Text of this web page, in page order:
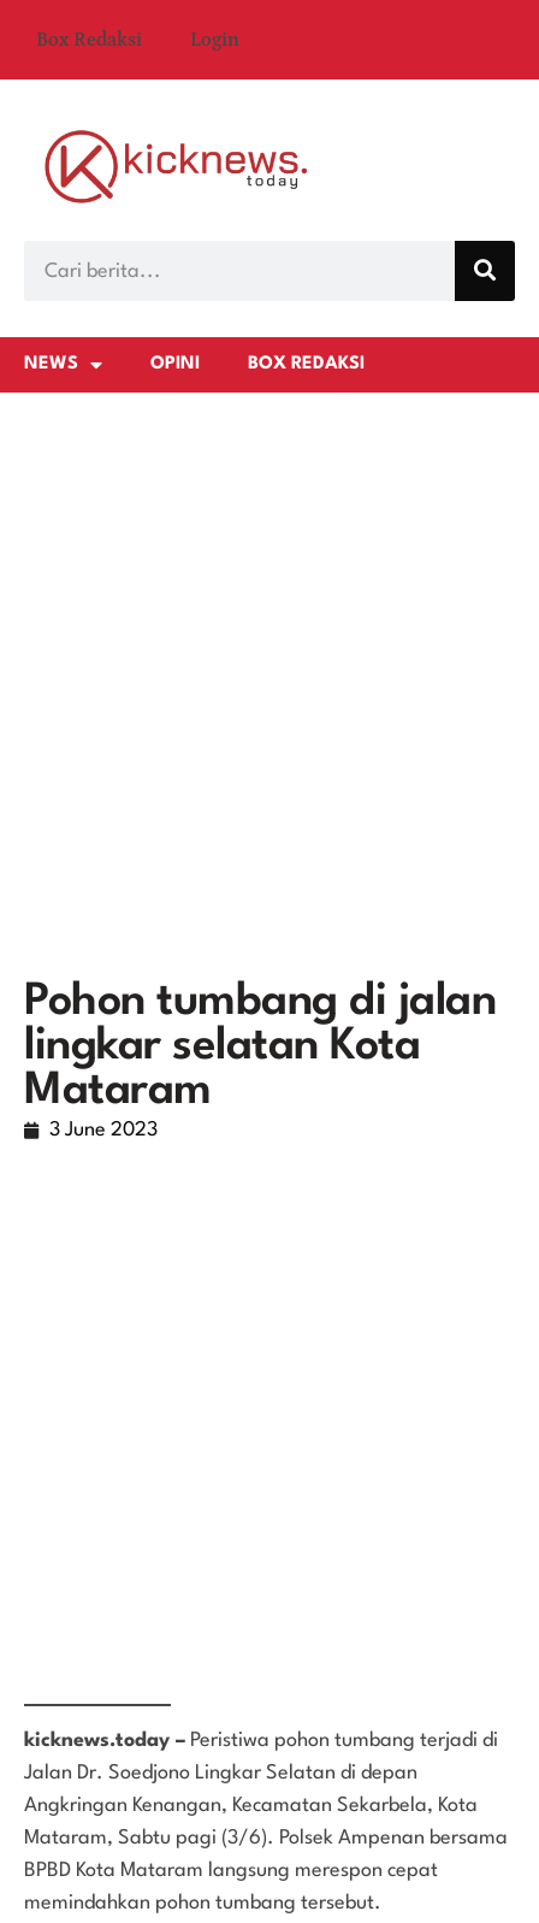
Box Redaksi Login
NEWS OPINI BOX REDAKSI
Pohon tumbang di jalan
lingkar selatan Kota
Mataram
3 June 2023
kicknews.today – Peristiwa pohon tumbang terjadi di
Jalan Dr. Soedjono Lingkar Selatan di depan
Angkringan Kenangan, Kecamatan Sekarbela, Kota
Mataram, Sabtu pagi (3/6). Polsek Ampenan bersama
BPBD Kota Mataram langsung merespon cepat
memindahkan pohon tumbang tersebut.